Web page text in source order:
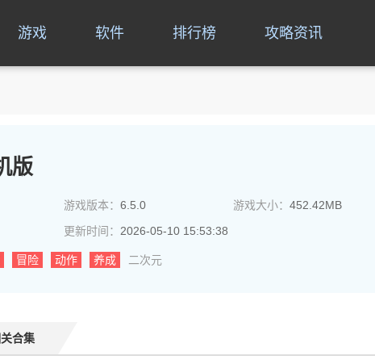
游戏 软件 排行榜 攻略资讯
版
游戏版本： 6.5.0 游戏大小： 452.42MB
更新时间： 2026-05-10 15:53:38
冒险 动作 养成 二次元
合集